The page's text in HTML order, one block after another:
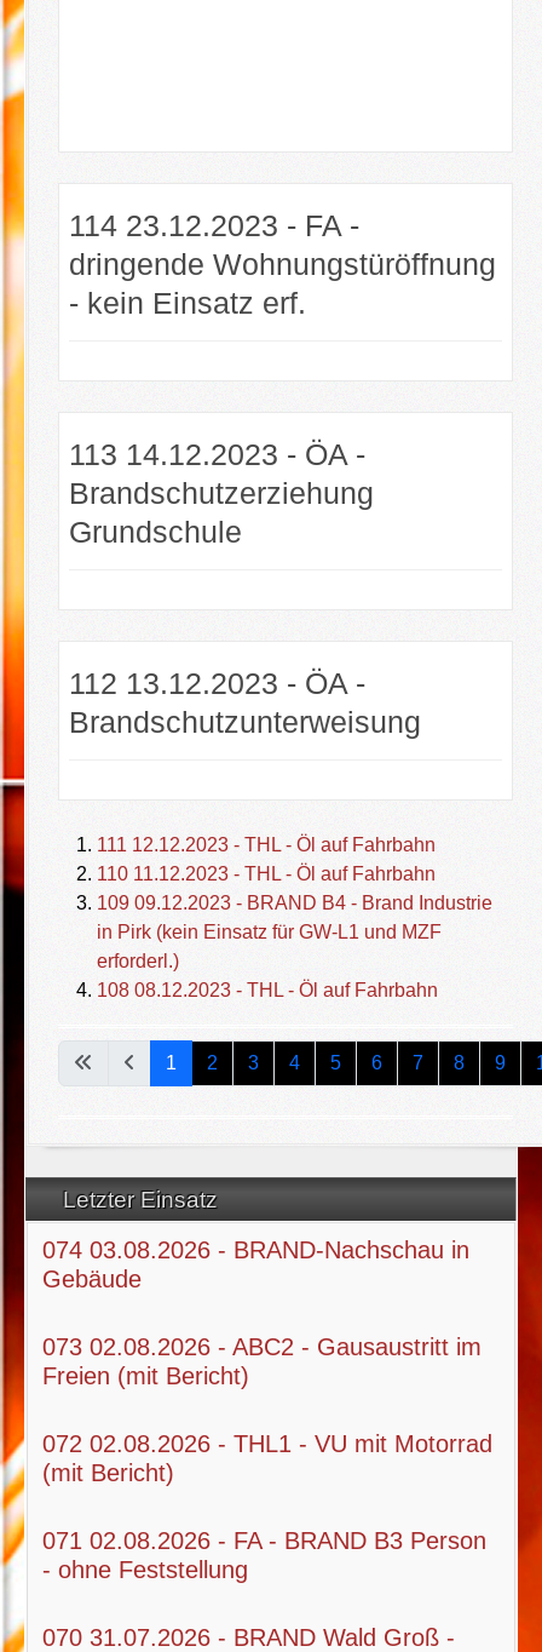
Letzter Einsatz
074 03.08.2026 - BRAND-Nachschau in
Gebäude
073 02.08.2026 - ABC2 - Gausaustritt im
Freien (mit Bericht)
072 02.08.2026 - THL1 - VU mit Motorrad
(mit Bericht)
071 02.08.2026 - FA - BRAND B3 Person
- ohne Feststellung
070 31.07.2026 - BRAND Wald Groß -
114 23.12.2023 - FA -
dringende Wohnungstüröffnung
- kein Einsatz erf.
113 14.12.2023 - ÖA -
Brandschutzerziehung
Grundschule
112 13.12.2023 - ÖA -
Brandschutzunterweisung
111 12.12.2023 - THL - Öl auf Fahrbahn
110 11.12.2023 - THL - Öl auf Fahrbahn
109 09.12.2023 - BRAND B4 - Brand Industrie
in Pirk (kein Einsatz für GW-L1 und MZF
erforderl.)
108 08.12.2023 - THL - Öl auf Fahrbahn
Seite 1 von 12
1 2 3 4 5 6 7 8 9